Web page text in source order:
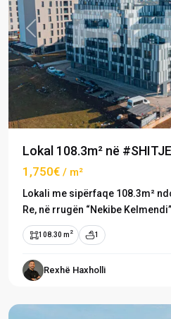
Previous
Lokal 108.3m² në
1,750€ / m²
Lokali me sipërfaqe 108.3m²
Re, në rrugën “Nekibe
108.30 m 2 1
Rexhë Haxholli
Prishtina
Re,